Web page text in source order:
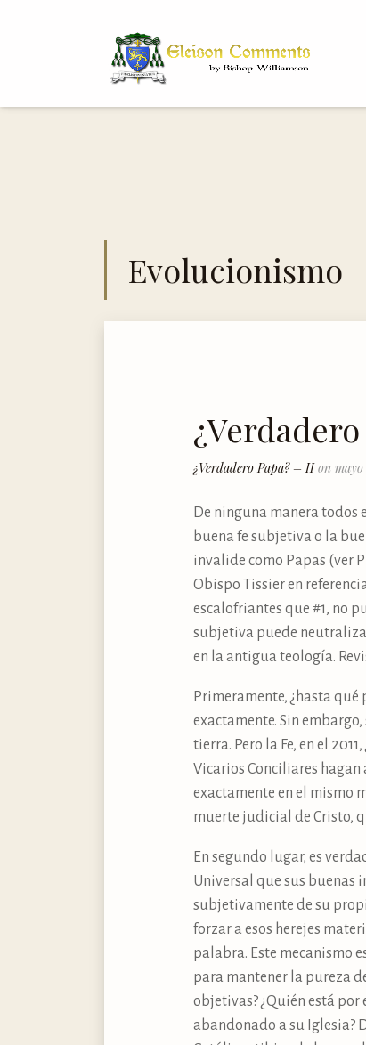
Evolucionismo
¿Verdadero Papa? – IIon mayo
De ninguna manera todos
buena fe subjetiva o la
invalide como Papas (ver
Obispo Tissier en
escalofriantes que #1, no
subjetiva puede
en la antigua teología.
Primeramente, ¿hasta
exactamente. Sin
tierra. Pero la Fe, en el
Vicarios Conciliares hagan
exactamente en el mismo
muerte judicial de Cristo,
En segundo lugar, es
Universal que sus buenas
subjetivamente de su
forzar a esos herejes
palabra. Este mecanismo
para mantener la pureza
objetivas? ¿Quién está por
abandonado a su Iglesia?